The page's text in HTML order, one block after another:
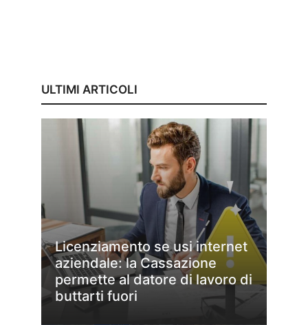
ULTIMI ARTICOLI
Licenziamento se usi internet
aziendale: la Cassazione
permette al datore di lavoro di
buttarti fuori